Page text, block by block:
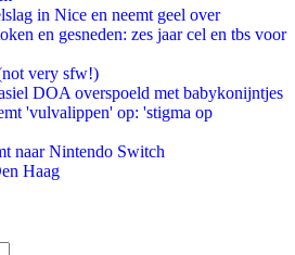
in Nice en neemt geel over
en gesneden: zes jaar cel en tbs voor
very sfw!)
DOA overspoeld met babykonijntjes
'vulvalippen' op: 'stigma op
naar Nintendo Switch
Haag